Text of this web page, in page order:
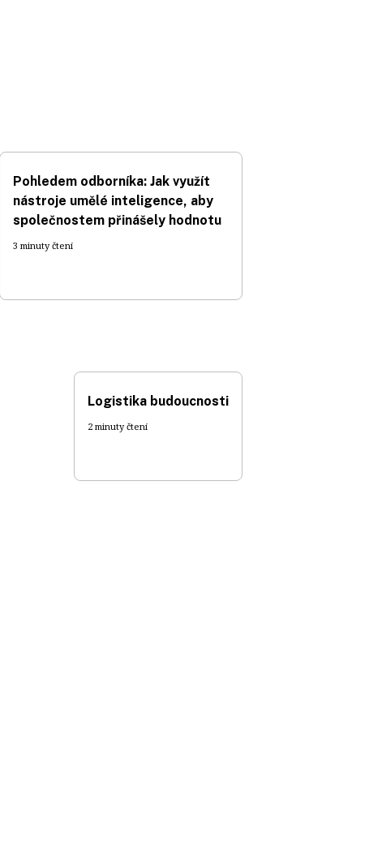
Pohledem odborníka: Jak využít
nástroje umělé inteligence, aby
společnostem přinášely hodnotu
3 minuty čtení
Logistika budoucnosti
2 minuty čtení